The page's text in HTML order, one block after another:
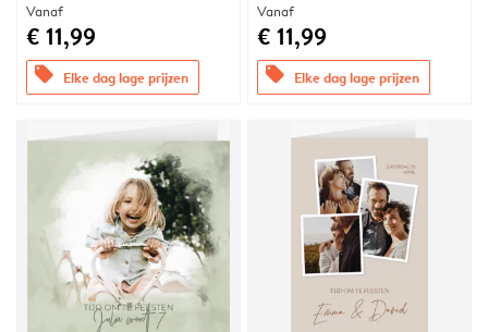
Vanaf
€ 11,99
offers Elke dag lage prijzen
Vanaf
€ 11,99
offers Elke dag lage prijzen